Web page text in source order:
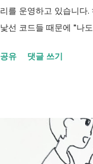
리를 운영하고 있습니다
낯선 코드들 때문에 "나
닙니다. 여러분의 병원
건복지부 고시 개정에
2026년 기준 최신 산정
음과 같은 내용을 한 번
공유 댓글 쓰기